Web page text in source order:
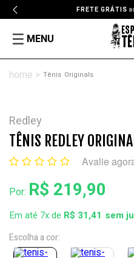
FRETE GRÁTIS
MENU
Tênis Originals
Redley
TÊNIS REDLEY
Avalie
Por: R$ 219,90
Em até 7x de R$ 31,41
Escolha a cor: